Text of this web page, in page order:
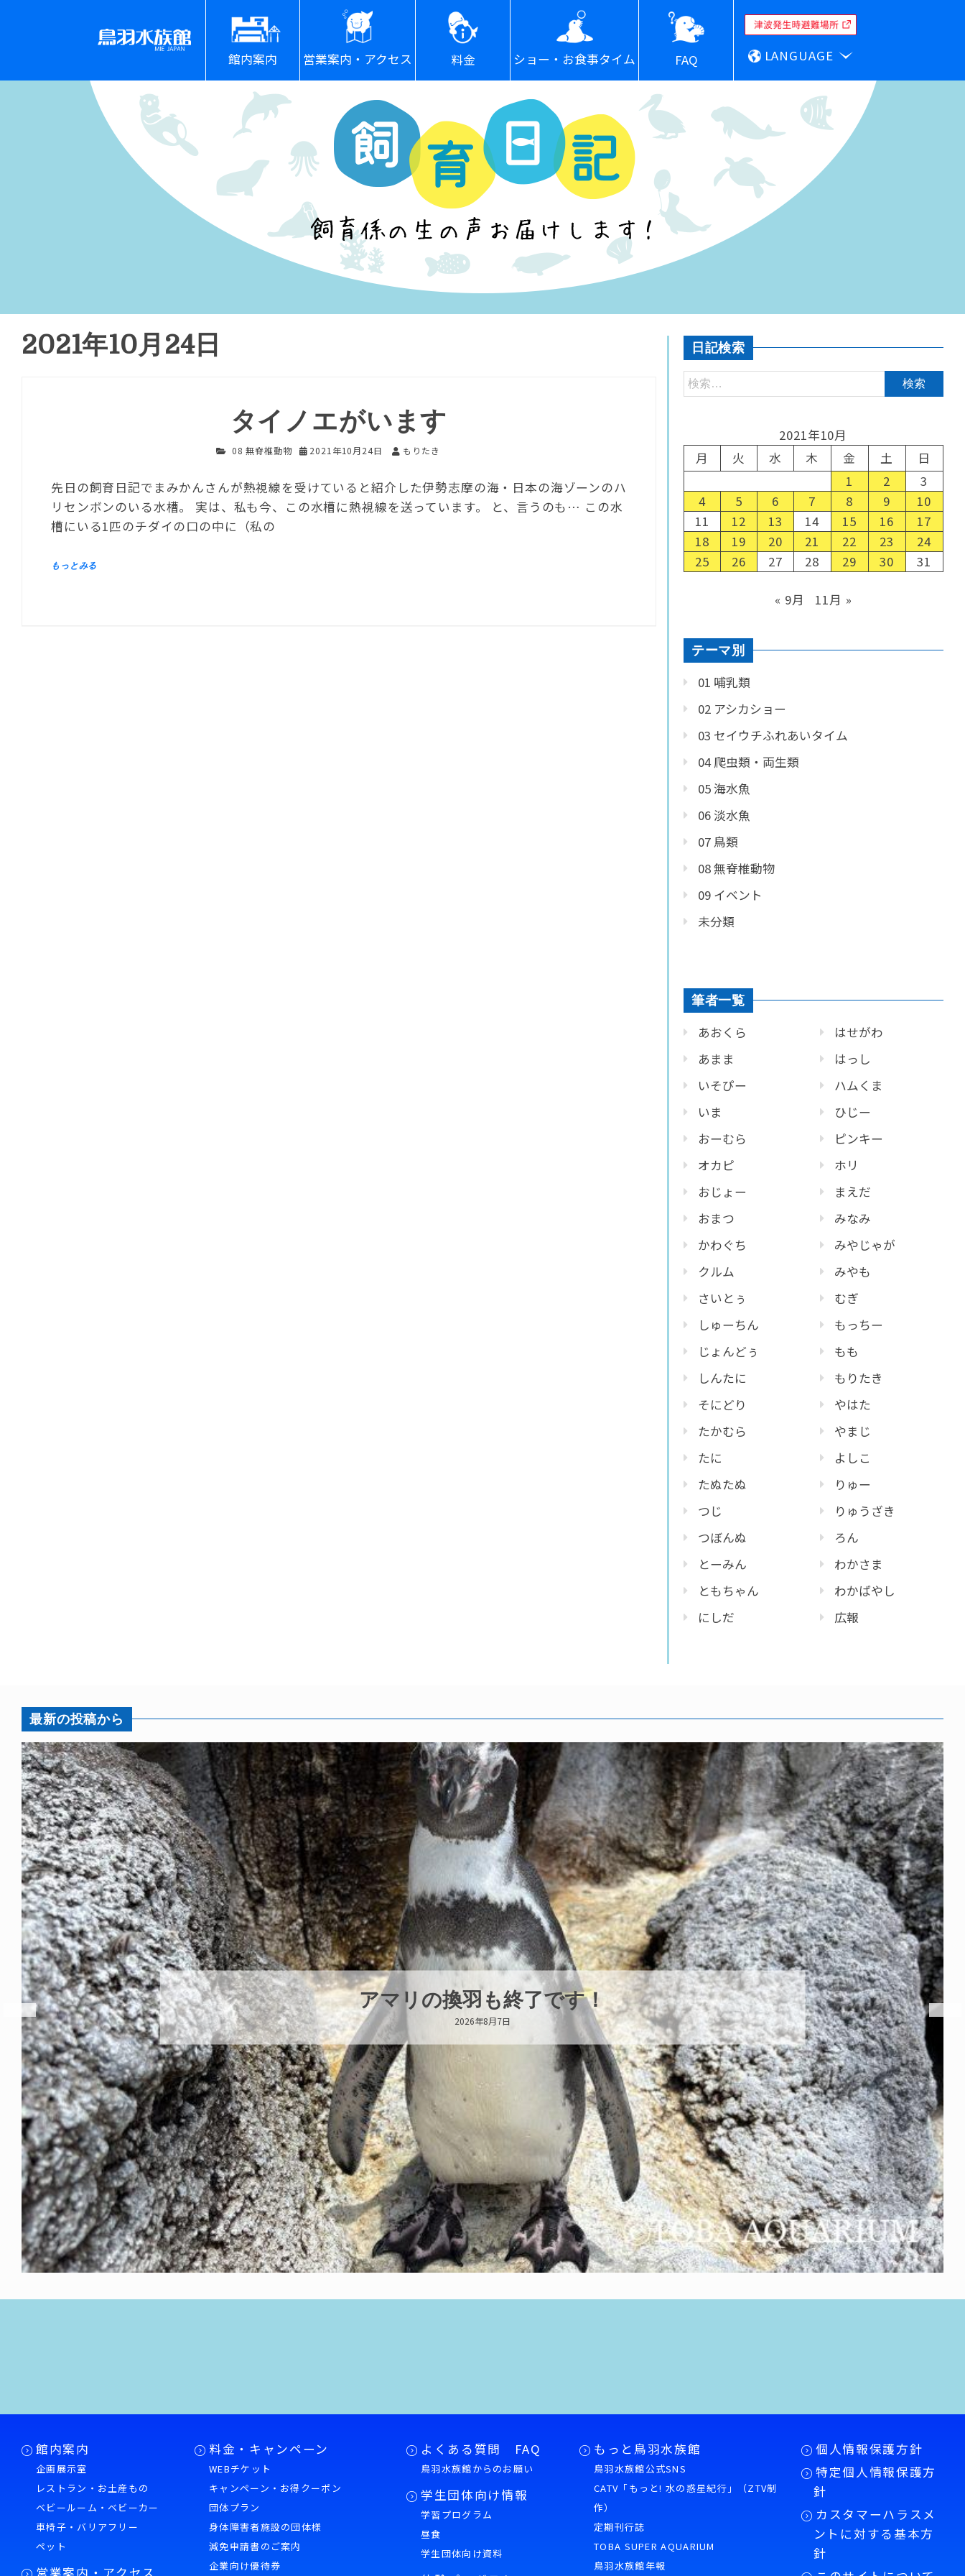
館内案内 営業案内・アクセス 料金 ショー・お食事タイム FAQ LANGUAGE
2021年10月24日
タイノエがいます
08 無脊椎動物 2021年10月24日 もりたき
先日の飼育日記でまみかんさんが熱視線を受けていると紹介した伊勢志摩の海・日本の海ゾーンのハ
リセンボンのいる水槽。 実は、私も今、この水槽に熱視線を送っています。 と、言うのも… この水
槽にいる1匹のチダイの口の中に（私の
日記検索
2021年10月
月
火 水 木 金 土
日
1
2
3
4
5 6 7 8 9
10
11
12 13 14 15 16
17
18
19 20 21 22 23
24
25
26 27 28 29 30 31
« 9月 11月 »
テーマ別
01 哺乳類
02 アシカショー
03 セイウチふれあいタイム
04 爬虫類・両生類
05 海水魚
06 淡水魚
07 鳥類
08 無脊椎動物
09 イベント
未分類
筆者一覧
あおくら
あまま
いそぴー
いま
おーむら
オカピ
おじょー
おまつ
かわぐち
クルム
さいとぅ
しゅーちん
じょんどぅ
しんたに
そにどり
たかむら
たに
たぬたぬ
つじ
つぼんぬ
とーみん
ともちゃん
にしだ
はせがわ
はっし
ハムくま
ひじー
ピンキー
ホリ
まえだ
みなみ
みやじゃが
みやも
むぎ
もっちー
もも
もりたき
やはた
やまじ
よしこ
りゅー
りゅうざき
ろん
わかさま
わかばやし
広報
最新の投稿から
アマリの換羽も終了です！
2026年8月7日
館内案内
企画展示室
レストラン・お土産もの
ベビールーム・ベビーカー
車椅子・バリアフリー
ペット
営業案内・アクセス
料金・キャンペーン
WEBチケット
キャンペーン・お得クーポン
団体プラン
身体障害者施設の団体様
減免申請書のご案内
企業向け優待券
よくある質問 FAQ
鳥羽水族館からのお願い
学生団体向け情報
学習プログラム
昼食
学生団体向け資料
もっと鳥羽水族館
鳥羽水族館公式SNS
CATV「もっと! 水の惑星紀行」（ZTV制
作）
定期刊行誌
TOBA SUPER AQUARIUM
鳥羽水族館年報
個人情報保護方針
特定個人情報保護方
針
カスタマーハラスメ
ントに対する基本方
針